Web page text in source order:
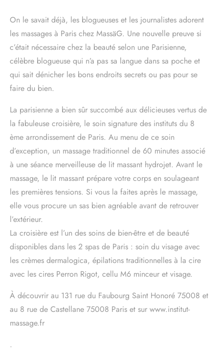
On le savait déjà, les blogueuses et les journalistes adorent
les massages à Paris chez MassäG. Une nouvelle preuve si
c’était nécessaire chez la beauté selon une Parisienne,
célèbre blogueuse qui n’a pas sa langue dans sa poche et
qui sait dénicher les bons endroits secrets ou pas pour se
faire du bien.
La parisienne a bien sûr succombé aux délicieuses vertus de
la fabuleuse croisière, le soin signature des instituts du 8
ème arrondissement de Paris. Au menu de ce soin
d’exception, un massage traditionnel de 60 minutes associé
à une séance merveilleuse de lit massant hydrojet. Avant le
massage, le lit massant prépare votre corps en soulageant
les premières tensions. Si vous la faites après le massage,
elle vous procure un sas bien agréable avant de retrouver
l’extérieur.
La croisière est l’un des soins de bien-être et de beauté
disponibles dans les 2 spas de Paris : soin du visage avec
les crèmes dermalogica, épilations traditionnelles à la cire
avec les cires Perron Rigot, cellu M6 minceur et visage.
À découvrir au 131 rue du Faubourg Saint Honoré 75008 et
au 8 rue de Castellane 75008 Paris et sur www.institut-
massage.fr
.